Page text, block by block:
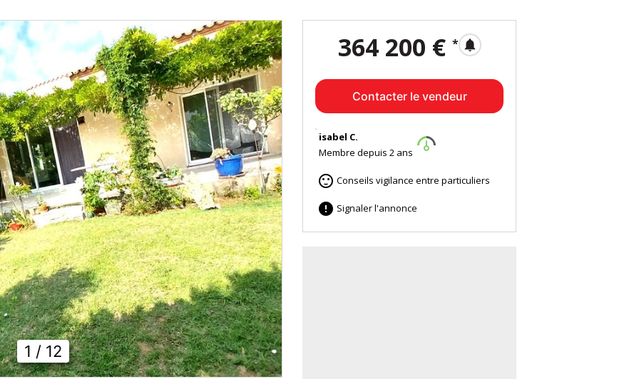
1 / 12
364 200 € * notifications
Contacter le vendeur
isabel C.
Membre depuis 2 ans
 Conseils vigilance entre particuliers
 Signaler l'annonce